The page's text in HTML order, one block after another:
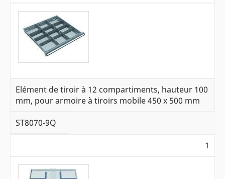
Elément de tiroir à 12 compartiments, hauteur 100
mm, pour armoire à tiroirs mobile 450 x 500 mm
ST8070-9Q
1